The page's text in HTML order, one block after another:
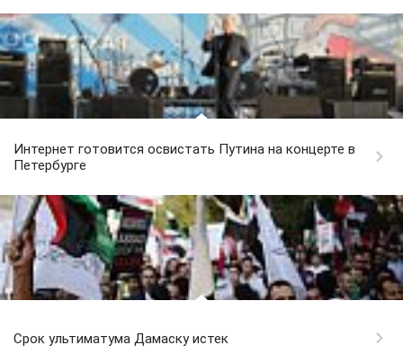
Интернет готовится освистать Путина на концерте в
Петербурге
Срок ультиматума Дамаску истек